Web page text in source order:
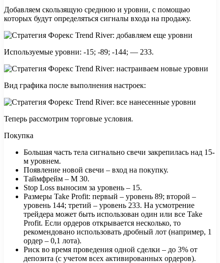
Добавляем скользящую среднюю и уровни, с помощью
которых будут определяться сигналы входа на продажу.
Используемые уровни: -15; -89; -144; — 233.
Вид графика после выполнения настроек:
Теперь рассмотрим торговые условия.
Покупка
Большая часть тела сигнально свечи закрепилась над 15-
м уровнем.
Появление новой свечи – вход на покупку.
Таймфрейм – М 30.
Stop Loss выносим за уровень – 15.
Размеры Take Profit: первый – уровень 89; второй –
уровень 144; третий – уровень 233. На усмотрение
трейдера может быть использован один или все Take
Profit. Если ордеров открывается несколько, то
рекомендовано использовать дробный лот (например, 1
ордер – 0,1 лота).
Риск во время проведения одной сделки – до 3% от
депозита (с учетом всех активированных ордеров).